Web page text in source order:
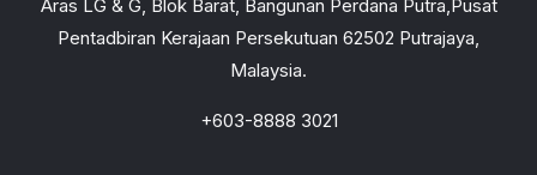
Aras LG & G, Blok Barat, Bangunan Perdana Putra,Pusat
Pentadbiran Kerajaan Persekutuan 62502 Putrajaya,
Malaysia.
+603-8888 3021